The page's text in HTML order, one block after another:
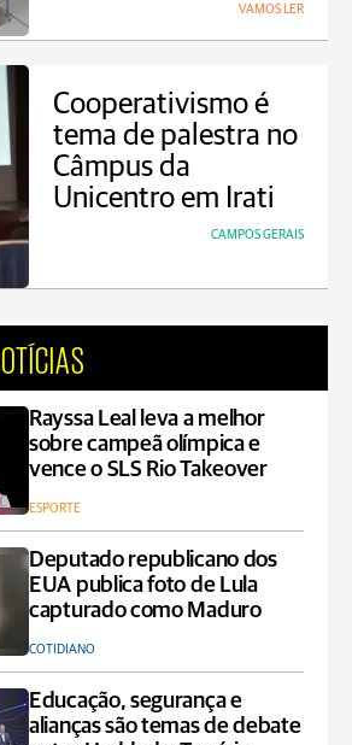
VAMOS LER
Cooperativismo é
tema de palestra no
Câmpus da
Unicentro em Irati
CAMPOS GERAIS
Rayssa Leal leva a melhor
sobre campeã olímpica e
vence o SLS Rio Takeover
ESPORTE
Deputado republicano dos
EUA publica foto de Lula
capturado como Maduro
COTIDIANO
Educação, segurança e
alianças são temas de debate